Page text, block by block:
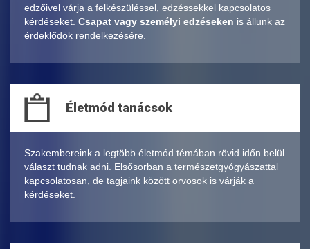
edzőivel várja a felkészüléssel, edzéssekkel kapcsolatos
kérdéseket. Csapat vagy személyi edzéseken is állunk az
érdeklődök rendelkezésére.
Életmód tanácsok
Szakembereink a legtöbb életmód témában rövid időn belül
választ tudnak adni. Elsősorban a természetgyógyászattal
kapcsolatosan, de tagjaink között orvosok is várják a
kérdéseket.